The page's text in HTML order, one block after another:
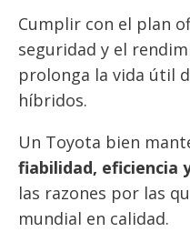
Cumplir con el plan
seguridad y el
prolonga la vida útil
híbridos.
Un Toyota bien
fiabilidad, eficiencia
las razones por las
mundial en calidad.